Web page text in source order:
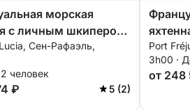
в самом сердце одного из
морская
с личным шкипером
тур на катамаране
«все включено» с
водными видами
Сен-Рафаэль,
человек
₽ 5 (2)
горах
Port
3h00 ·
от 248